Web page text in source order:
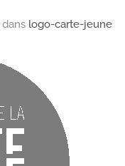
dans logo-carte-jeune